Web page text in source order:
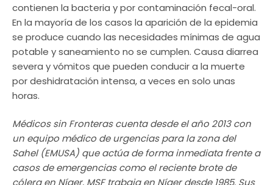
contienen la bacteria y por contaminación fecal-oral.
En la mayoría de los casos la aparición de la epidemia
se produce cuando las necesidades mínimas de agua
potable y saneamiento no se cumplen. Causa diarrea
severa y vómitos que pueden conducir a la muerte
por deshidratación intensa, a veces en solo unas
horas.
Médicos sin Fronteras cuenta desde el año 2013 con
un equipo médico de urgencias para la zona del
Sahel (EMUSA) que actúa de forma inmediata frente a
casos de emergencias como el reciente brote de